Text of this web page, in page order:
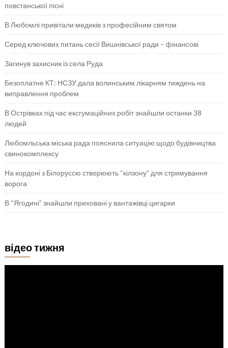
повстанської пісні
В Любомлі привітали медиків з професійним святом
Серед ключових питань сесії Вишнівської ради – фінансові
Загинув захисник із села Руда
Безоплатне КТ: НСЗУ дала волинським лікарням тиждень на
виправлення проблем
В Острівках під час ексгумаційних робіт знайшли останки 38
людей
Любомльська міська рада пояснила ситуацію щодо будівництва
свинокомплексу
На кордоні з Білоруссю створюють “кілзону” для стримування
ворога
В “Ягодині” знайшли приховані у вантажівці цигарки
відео тижня